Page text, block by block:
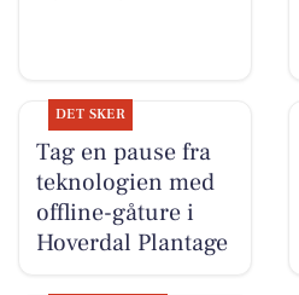
DET SKER
Tag en pause fra
teknologien med
offline-gåture i
Hoverdal Plantage